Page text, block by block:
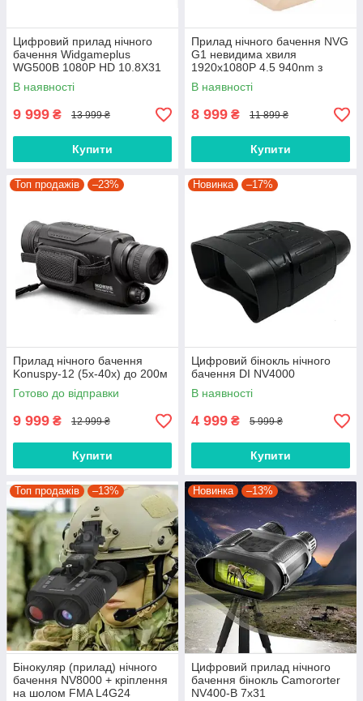
Цифровий прилад нічного
бачення Widgameplus
WG500B 1080P HD 10.8X31
В наявності
9 999 ₴ 13 999 ₴
Купити
Прилад нічного бачення NVG
G1 невидима хвиля
1920x1080P 4.5 940nm з
кріпленням на голову
В наявності
8 999 ₴ 11 899 ₴
Купити
Топ продажів –23%
Прилад нічного бачення
Konuspy-12 (5x-40x) до 200м
Готово до відправки
9 999 ₴ 12 999 ₴
Купити
Новинка –17%
Цифровий бінокль нічного
бачення DI NV4000
В наявності
4 999 ₴ 5 999 ₴
Купити
Топ продажів –13%
Бінокуляр (прилад) нічного
бачення NV8000 + кріплення
на шолом FMA L4G24
Новинка –13%
Цифровий прилад нічного
бачення бінокль Camororter
NV400-B 7x31